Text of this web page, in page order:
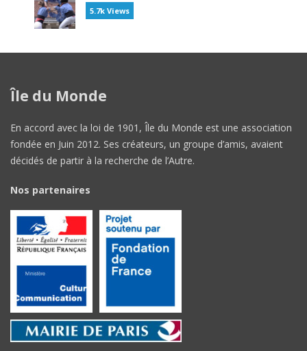
5.7k Views
Île du Monde
En accord avec la loi de 1901, Île du Monde est une association
fondée en Juin 2012. Ses créateurs, un groupe d’amis, avaient
décidés de partir à la recherche de l’Autre.
Nos partenaires